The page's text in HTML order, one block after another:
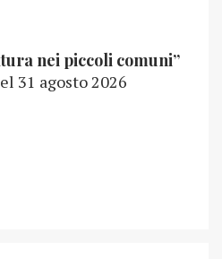
nei piccoli comuni”
31 agosto 2026